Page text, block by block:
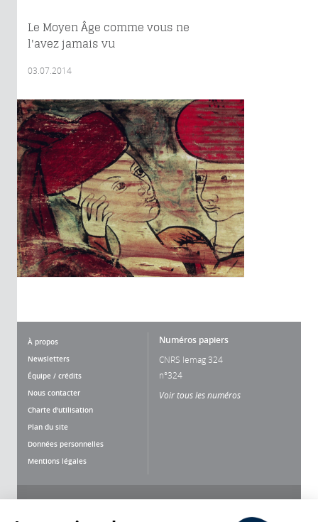
Le Moyen Âge comme vous ne
l'avez jamais vu
03.07.2014
À propos
Newsletters
Équipe / crédits
Nous contacter
Charte d'utilisation
Plan du site
Données personnelles
Mentions légales
Numéros papiers
CNRS lemag 324
n°324
Voir tous les numéros